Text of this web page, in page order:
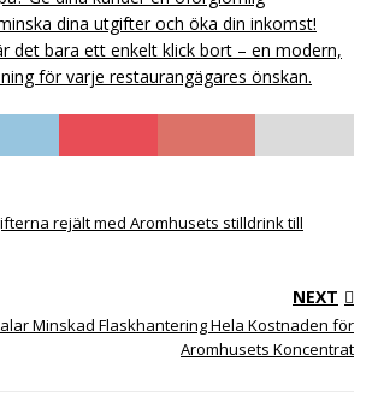
dina utgifter och öka din inkomst!
det bara ett enkelt klick bort – en modern,
för varje restaurangägares önskan.
rejält med Aromhusets stilldrink till
NEXT
Minskad Flaskhantering Hela Kostnaden för
Aromhusets Koncentrat